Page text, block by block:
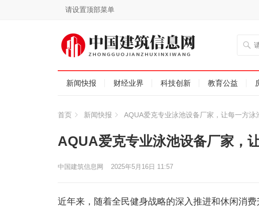
请设置顶部菜单
新闻快报 财经业界 科技创新 教育公益
首页 新闻快报 AQUA爱克专业泳池设备厂家，让每一方泳
AQUA爱克专业泳池设备厂家，
中国建筑信息网 2025年5月16日 11:57
近年来，随着全民健身战略的深入推进和休闲消